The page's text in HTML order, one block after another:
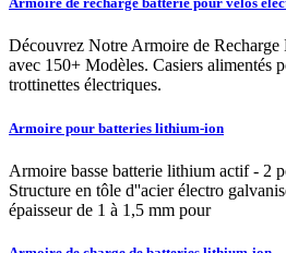
Découvrez Notre Armoire de
avec 150+ Modèles. Casiers alimentés
trottinettes électriques.
Armoire pour batteries lithium-ion
Armoire basse batterie lithium actif - 2
Structure en tôle d''acier électro
épaisseur de 1 à 1,5 mm pour